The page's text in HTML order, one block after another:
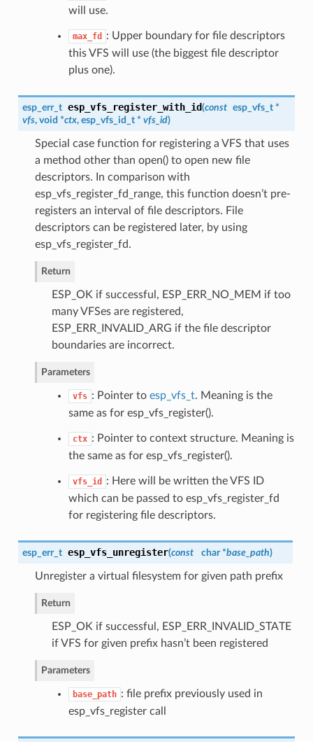
will use.
max_fd
: Upper boundary for file descriptors
this VFS will use (the biggest file descriptor
plus one).
esp_err_t esp_vfs_register_with_id(const esp_vfs_t*
vfs, void *ctx, esp_vfs_id_t* vfs_id)
Special case function for registering a VFS that uses
a method other than open() to open new file
descriptors. In comparison with
esp_vfs_register_fd_range, this function doesn’t pre-
registers an interval of file descriptors. File
descriptors can be registered later, by using
esp_vfs_register_fd.
Return
ESP_OK if successful, ESP_ERR_NO_MEM if too
many VFSes are registered,
ESP_ERR_INVALID_ARG if the file descriptor
boundaries are incorrect.
Parameters
vfs : Pointer to esp_vfs_t. Meaning is the
same as for esp_vfs_register().
ctx : Pointer to context structure. Meaning is
the same as for esp_vfs_register().
vfs_id
: Here will be written the VFS ID
which can be passed to esp_vfs_register_fd
for registering file descriptors.
esp_err_t esp_vfs_unregister(const char *base_path)
Unregister a virtual filesystem for given path prefix
Return
ESP_OK if successful, ESP_ERR_INVALID_STATE
if VFS for given prefix hasn’t been registered
Parameters
base_path : file prefix previously used in
esp_vfs_register call